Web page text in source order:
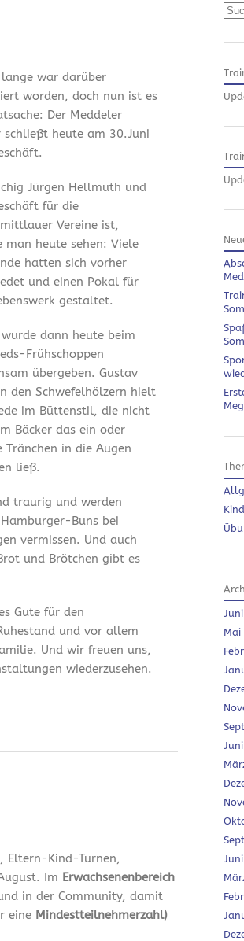
lange war darüber
worden, doch nun ist es
Der Meddeler
schließt heute am 30.Juni
Jürgen Hellmuth und
für die
Vereine ist,
man heute sehen: Viele
hatten sich vorher
und einen Pokal für
gestaltet.
wurde dann heute beim
Frühschoppen
übergeben. Gustav
den Schwefelhölzern hielt
im Büttenstil, die nicht
Bäcker das ein oder
Tränchen in die Augen
ließ.
traurig und werden
Buns bei
vermissen. Und auch
und Brötchen gibt es
Gute für den
und vor allem
Und wir freuen uns,
wiederzusehen.
Eltern-Kind-Turnen,
Im Erwachsenenbereich
in der Community, damit
eine Mindestteilnehmerzahl)
Mai